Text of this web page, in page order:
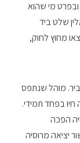
מי שהוא
שלט ביד
מחוץ לחוק,
מוהל שנתפס
חיו בפחד תמידי.
הפכה
יציאה מרוסיה